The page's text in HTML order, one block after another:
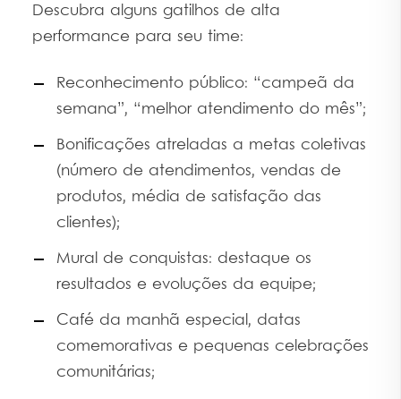
Descubra alguns gatilhos de alta
performance para seu time:
Reconhecimento público: “campeã da
semana”, “melhor atendimento do mês”;
Bonificações atreladas a metas coletivas
(número de atendimentos, vendas de
produtos, média de satisfação das
clientes);
Mural de conquistas: destaque os
resultados e evoluções da equipe;
Café da manhã especial, datas
comemorativas e pequenas celebrações
comunitárias;